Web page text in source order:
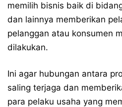
memilih bisnis baik di
dan lainnya memberikan
pelanggan atau konsumen
dilakukan.
Ini agar hubungan antara
saling terjaga dan
para pelaku usaha yang